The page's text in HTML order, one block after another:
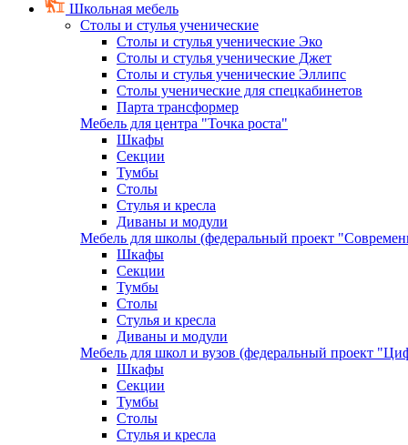
Школьная мебель
Столы и стулья ученические
Столы и стулья ученические Эко
Столы и стулья ученические Джет
Столы и стулья ученические Эллипс
Столы ученические для спецкабинетов
Парта трансформер
Мебель для центра "Точка роста"
Шкафы
Секции
Тумбы
Столы
Стулья и кресла
Диваны и модули
Мебель для школы (федеральный проект
Шкафы
Секции
Тумбы
Столы
Стулья и кресла
Диваны и модули
Мебель для школ и вузов (федеральный проект
Шкафы
Секции
Тумбы
Столы
Стулья и кресла